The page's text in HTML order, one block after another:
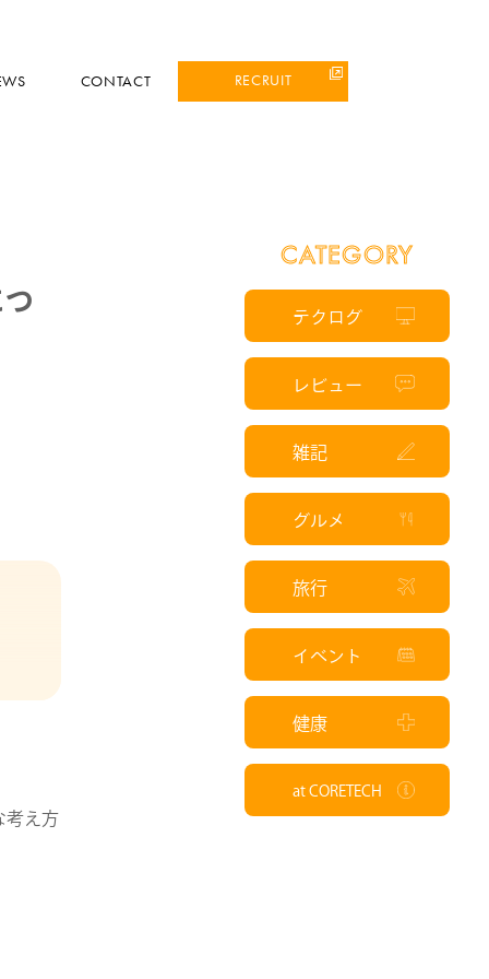
CONTACT RECRUIT
考え方
CATEGORY
テクログ
レビュー
雑記
グルメ
旅行
イベント
健康
at CORETECH